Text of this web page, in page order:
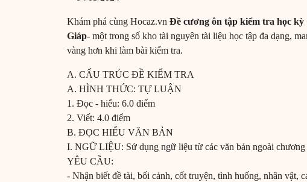
Khám phá cùng Hocaz.vn Đề cương ôn tập kiểm tra học
Giáp- một trong số kho tài nguyên tài liệu học tập đa dạng,
vàng hơn khi làm bài kiểm tra.
A. CẤU TRÚC ĐỀ KIỂM TRA
A. HÌNH THỨC: TỰ LUẬN
1. Đọc - hiểu: 6.0 điểm
2. Viết: 4.0 điểm
B. ĐỌC HIỂU VĂN BẢN
I. NGỮ LIỆU: Sử dụng ngữ liệu từ các văn bản ngoài
YÊU CẦU:
- Nhận biết đề tài, bối cảnh, cốt truyện, tình huống, nhân vật,